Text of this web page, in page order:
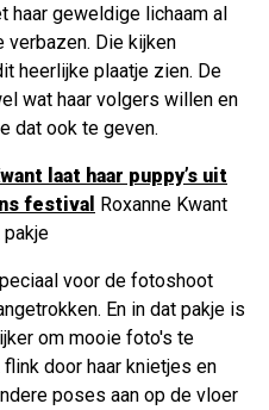
haar geweldige lichaam al
verbazen. Die kijken
heerlijke plaatje zien. De
wat haar volgers willen en
dat ook te geven.
laat haar puppy’s uit
festival Roxanne Kwant
voor de fotoshoot
En in dat pakje is
om mooie foto's te
door haar knietjes en
poses aan op de vloer